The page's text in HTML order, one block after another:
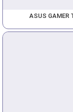
ASUS GAMER